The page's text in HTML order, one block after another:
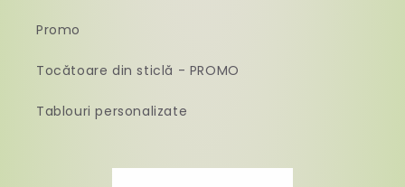
Promo
Tocătoare din sticlă - PROMO
Tablouri personalizate